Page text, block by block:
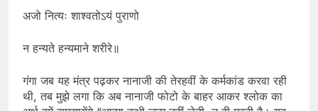
अजो नित्यः शाश्वतोऽयं पुराणो
न हन्यते हन्यमाने शरीरे॥
गंगा जब यह मंत्र पढ़कर नानाजी की तेरहवीं के कर्मकांड करवा रही
थी, तब मुझे लगा कि अब नानाजी फोटो के बाहर आकर श्लोक का